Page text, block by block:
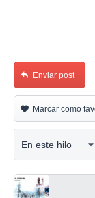
Enviar post
Marcar como